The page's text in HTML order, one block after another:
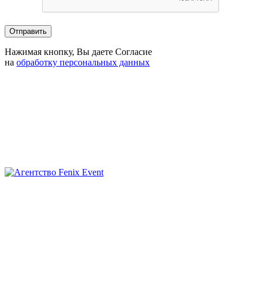
Нажимая кнопку, Вы даете Согласие
на обработку персональных данных
Агентство